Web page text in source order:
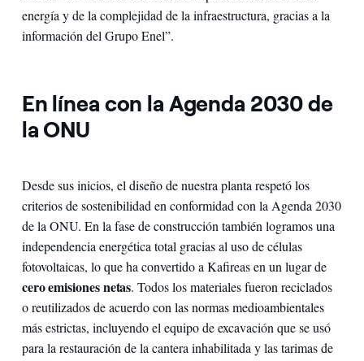
energía y de la complejidad de la infraestructura, gracias a la
información del Grupo Enel”.
En línea con la Agenda 2030 de
la ONU
Desde sus inicios, el diseño de nuestra planta respetó los
criterios de sostenibilidad en conformidad con la Agenda 2030
de la ONU. En la fase de construcción también logramos una
independencia energética total gracias al uso de células
fotovoltaicas, lo que ha convertido a Kafireas en un lugar de
cero emisiones netas. Todos los materiales fueron reciclados
o reutilizados de acuerdo con las normas medioambientales
más estrictas, incluyendo el equipo de excavación que se usó
para la restauración de la cantera inhabilitada y las tarimas de